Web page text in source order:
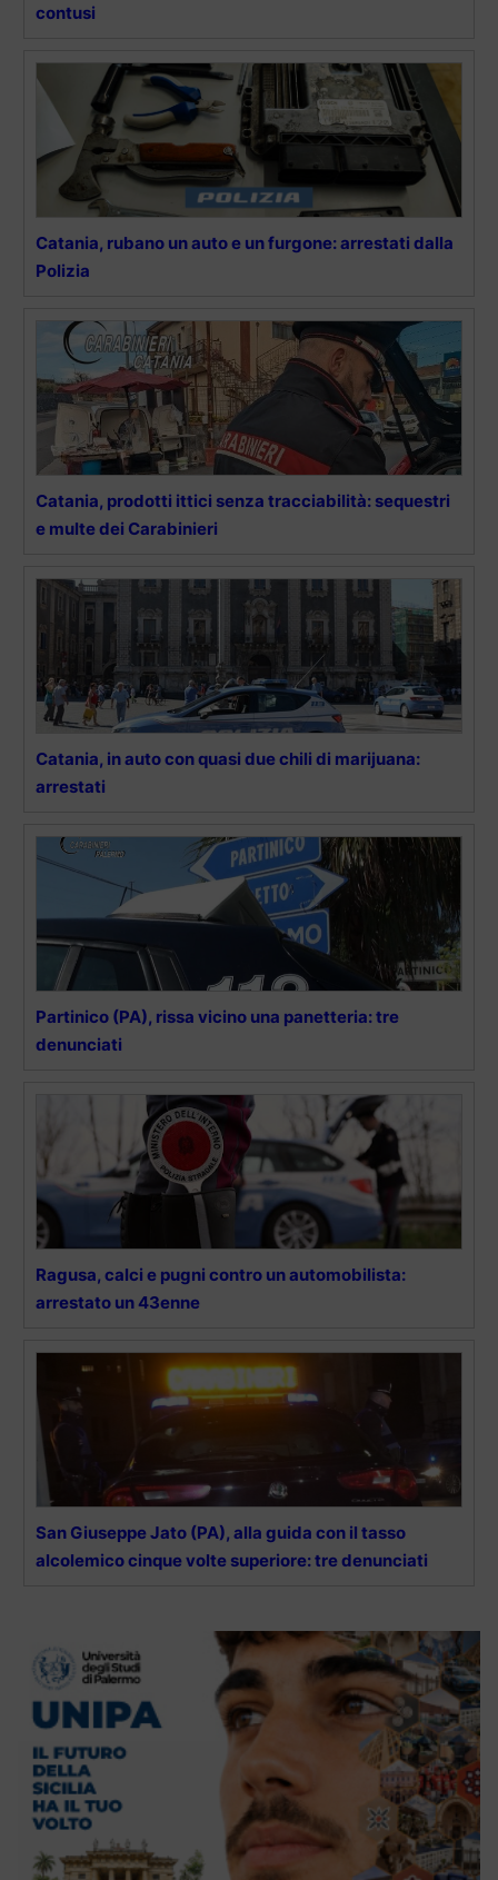
contusi
Catania, rubano un auto e un furgone: arrestati dalla
Polizia
Catania, prodotti ittici senza tracciabilità: sequestri
e multe dei Carabinieri
Catania, in auto con quasi due chili di marijuana:
arrestati
Partinico (PA), rissa vicino una panetteria: tre
denunciati
Ragusa, calci e pugni contro un automobilista:
arrestato un 43enne
San Giuseppe Jato (PA), alla guida con il tasso
alcolemico cinque volte superiore: tre denunciati